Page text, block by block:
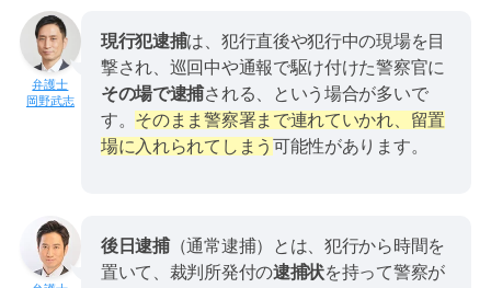
岡野武志
現行犯逮捕は、犯行直後や犯行中の現場を目
撃され、巡回中や通報で駆け付けた警察官に
その場で逮捕される、という場合が多いで
す。 そのまま警察署まで連れていかれ、留置
場に入れられてしまう 可能性があります。
後日逮捕（通常逮捕）とは、犯行から時間を
置いて、裁判所発付の逮捕状を持って警察が